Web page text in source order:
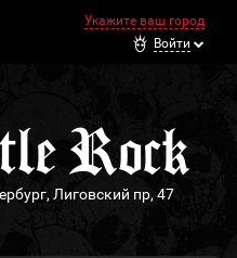
Укажите ваш город
Войти
Лиговский пр, 47